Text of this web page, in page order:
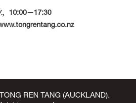
，10:00—17:30
REN TANG (AUCKLAND).